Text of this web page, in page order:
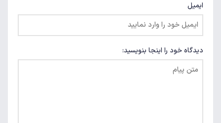
ایمیل
دیدگاه خود را اینجا بنویسید: